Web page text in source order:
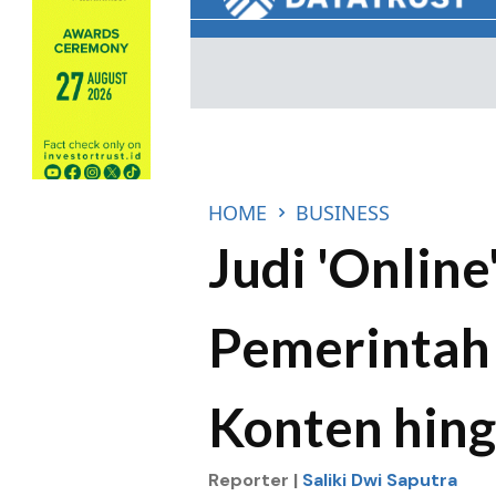
HOME BUSINESS
Judi
Konten
Reporter | Saliki Dwi Saputra